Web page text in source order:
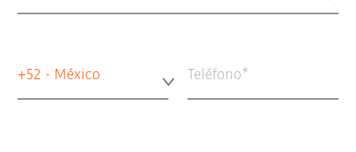
+52 - México Teléfono